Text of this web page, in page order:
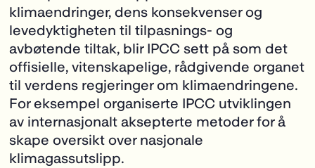
klimaendringer, dens konsekvenser og
levedyktigheten til tilpasnings- og
avbøtende tiltak, blir IPCC sett på som det
offisielle, vitenskapelige, rådgivende organet
til verdens regjeringer om klimaendringene.
For eksempel organiserte IPCC utviklingen
av internasjonalt aksepterte metoder for å
skape oversikt over nasjonale
klimagassutslipp.